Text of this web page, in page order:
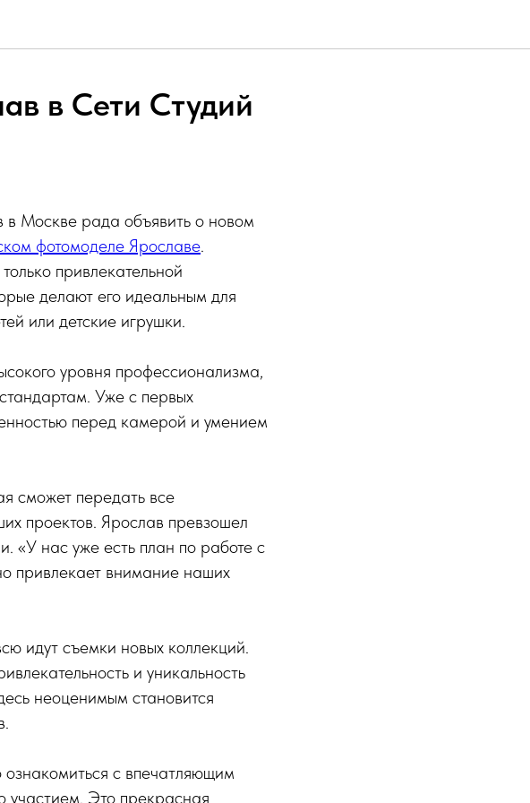
в Сети Студий
в Москве рада объявить о новом
фотомоделе Ярославе.
привлекательной
делают его идеальным для
или детские игрушки.
уровня профессионализма,
Уже с первых
перед камерой и умением
сможет передать все
проектов. Ярослав превзошел
«У нас уже есть план по работе с
привлекает внимание наших
идут съемки новых коллекций.
и уникальность
неоценимым становится
с впечатляющим
участием. Это прекрасная